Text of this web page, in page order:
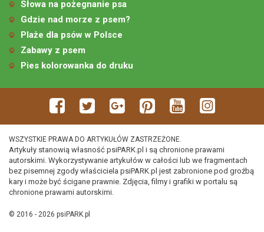
Słowa na pożegnanie psa
Gdzie nad morze z psem?
Plaże dla psów w Polsce
Zabawy z psem
Pies kolorowanka do druku
WSZYSTKIE PRAWA DO ARTYKUŁÓW ZASTRZEŻONE.
Artykuły stanowią własność psiPARK.pl i są chronione prawami
autorskimi. Wykorzystywanie artykułów w całości lub we fragmentach
bez pisemnej zgody właściciela psiPARK.pl jest zabronione pod groźbą
kary i może być ścigane prawnie. Zdjęcia, filmy i grafiki w portalu są
chronione prawami autorskimi.
© 2016 - 2026 psiPARK.pl